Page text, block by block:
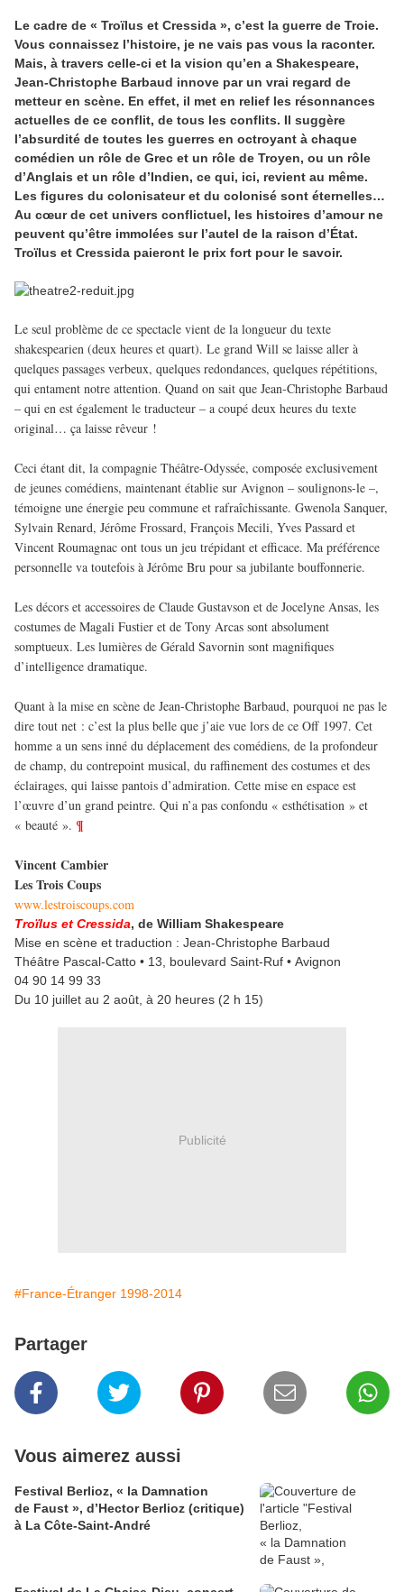
Le cadre de « Troïlus et Cressida », c’est la guerre de Troie.
Vous connaissez l’histoire, je ne vais pas vous la raconter.
Mais, à travers celle-ci et la vision qu’en a Shakespeare,
Jean-Christophe Barbaud innove par un vrai regard de
metteur en scène. En effet, il met en relief les résonnances
actuelles de ce conflit, de tous les conflits. Il suggère
l’absurdité de toutes les guerres en octroyant à chaque
comédien un rôle de Grec et un rôle de Troyen, ou un rôle
d’Anglais et un rôle d’Indien, ce qui, ici, revient au même.
Les figures du colonisateur et du colonisé sont éternelles…
Au cœur de cet univers conflictuel, les histoires d’amour ne
peuvent qu’être immolées sur l’autel de la raison d’État.
Troïlus et Cressida paieront le prix fort pour le savoir.
Le seul problème de ce spectacle vient de la longueur du texte
shakespearien (deux heures et quart). Le grand Will se laisse aller à
quelques passages verbeux, quelques redondances, quelques répétitions,
qui entament notre attention. Quand on sait que Jean-Christophe Barbaud
– qui en est également le traducteur – a coupé deux heures du texte
original… ça laisse rêveur !
Ceci étant dit, la compagnie Théâtre-Odyssée, composée exclusivement
de jeunes comédiens, maintenant établie sur Avignon – soulignons-le –,
témoigne une énergie peu commune et rafraîchissante. Gwenola Sanquer,
Sylvain Renard, Jérôme Frossard, François Mecili, Yves Passard et
Vincent Roumagnac ont tous un jeu trépidant et efficace. Ma préférence
personnelle va toutefois à Jérôme Bru pour sa jubilante bouffonnerie.
Les décors et accessoires de Claude Gustavson et de Jocelyne Ansas, les
costumes de Magali Fustier et de Tony Arcas sont absolument
somptueux. Les lumières de Gérald Savornin sont magnifiques
d’intelligence dramatique.
Quant à la mise en scène de Jean-Christophe Barbaud, pourquoi ne pas le
dire tout net : c’est la plus belle que j’aie vue lors de ce Off 1997. Cet
homme a un sens inné du déplacement des comédiens, de la profondeur
de champ, du contrepoint musical, du raffinement des costumes et des
éclairages, qui laisse pantois d’admiration. Cette mise en espace est
l’œuvre d’un grand peintre. Qui n’a pas confondu « esthétisation » et
« beauté ». ¶
Vincent Cambier
Les Trois Coups
www.lestroiscoups.com
Troïlus et Cressida, de William Shakespeare
Mise en scène et traduction : Jean-Christophe Barbaud
Théâtre Pascal-Catto • 13, boulevard Saint-Ruf • Avignon
04 90 14 99 33
Du 10 juillet au 2 août, à 20 heures (2 h 15)
Publicité
#France-Étranger 1998-2014
Partager
Vous aimerez aussi
Festival Berlioz, « la Damnation
de Faust », d’Hector Berlioz (critique)
à La Côte‑Saint‑André